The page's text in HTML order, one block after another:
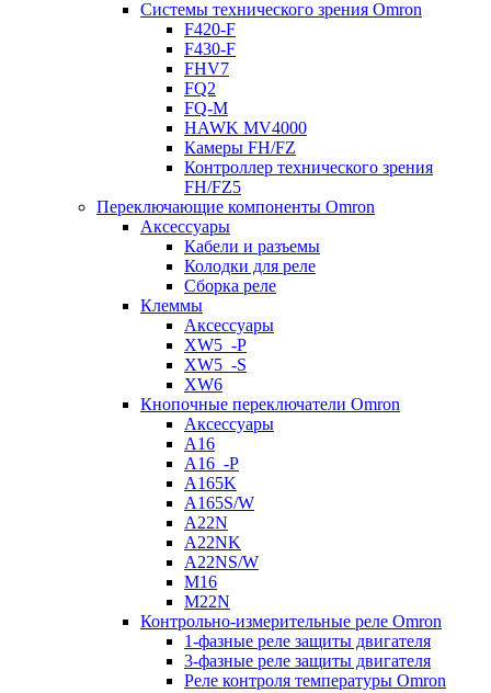
Системы технического зрения Omron
F420-F
F430-F
FHV7
FQ2
FQ-M
HAWK MV4000
Камеры FH/FZ
Контроллер технического зрения
FH/FZ5
Переключающие компоненты Omron
Аксессуары
Кабели и разъемы
Колодки для реле
Сборка реле
Клеммы
Аксессуары
XW5_-P
XW5_-S
XW6
Кнопочные переключатели Omron
Аксессуары
A16
A16_-P
A165K
A165S/W
A22N
A22NK
A22NS/W
M16
M22N
Контрольно-измерительные реле Omron
1-фазные реле защиты двигателя
3-фазные реле защиты двигателя
Реле контроля температуры Omron